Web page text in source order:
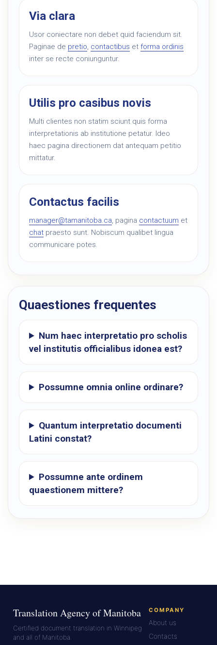
Via clara
Usor coniectare non debet quid faciendum sit.
Paginae de pretio, contactibus et forma ordinis
inter se recte coniunguntur.
Utilis pro casibus novis
Multi clientes non statim sciunt quis forma
interpretationis ab institutione petatur. Ideo
haec pagina directionem dat antequam petitio
mittatur.
Contactus facilis
manager@tamanitoba.ca, pagina contactuum et
chat praesto sunt. Nobiscum qualibet lingua
communicare potes.
Quaestiones frequentes
Num haec interpretatio pro scholis
vel institutis officialibus idonea est?
Possumne omnia online ordinare?
Quantum interpretatio documenti
Latini constat?
Possumne ante ordinem
quaestionem mittere?
Translation Agency of Manitoba
Certified document translation in Winnipeg
and all of Manitoba.
COMPANY
About us
Contacts